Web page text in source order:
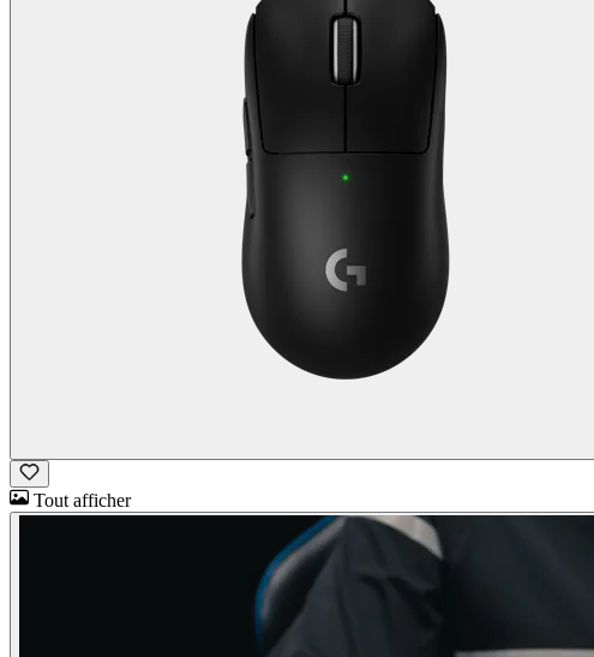
Tout afficher